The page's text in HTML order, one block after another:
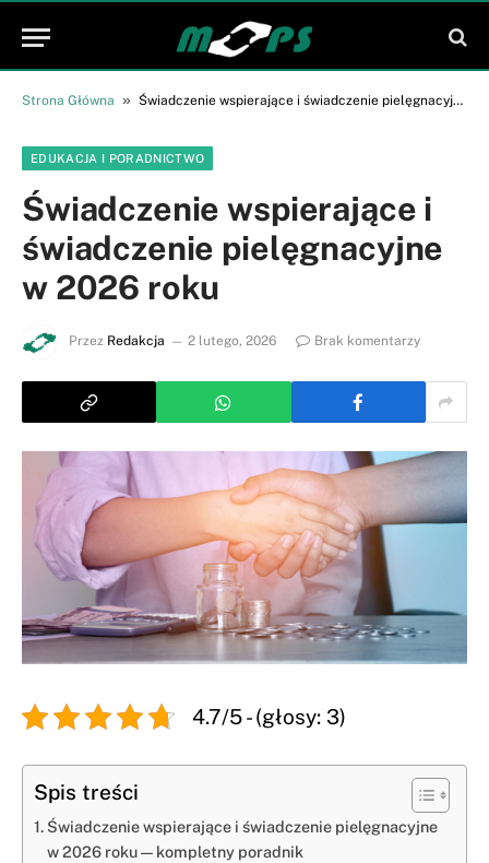
Strona Główna » Świadczenie wspierające i świadczenie pielęgnacyjne w 2026 roku
EDUKACJA I PORADNICTWO
Świadczenie wspierające i
świadczenie pielęgnacyjne
w 2026 roku
Przez Redakcja 2 lutego, 2026 Brak komentarzy
4.7/5 - (głosy: 3)
Spis treści
Świadczenie wspierające i świadczenie pielęgnacyjne
w 2026 roku — kompletny poradnik